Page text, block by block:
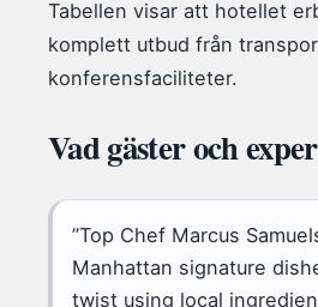
Tabellen visar att hotellet
komplett utbud från
konferensfaciliteter.
Vad gäster och
”Top Chef Marcus
Manhattan signature
twist using local